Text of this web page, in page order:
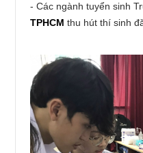
- Các ngành tuyển sinh
TPHCM thu hút thí sinh